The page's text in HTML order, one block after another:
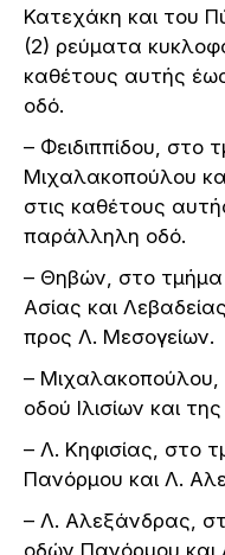
Κατεχάκη και του
(2) ρεύματα
καθέτους αυτής
οδό.
– Φειδιππίδου, στο
Μιχαλακοπούλου
στις καθέτους
παράλληλη οδό.
– Θηβών, στο
Ασίας και
προς Λ. Μεσογείων.
–
οδού Ιλισίων και
– Λ. Κηφισίας, στο
Πανόρμου και Λ.
– Λ. Αλεξάνδρας,
οδών Πανόρμου και